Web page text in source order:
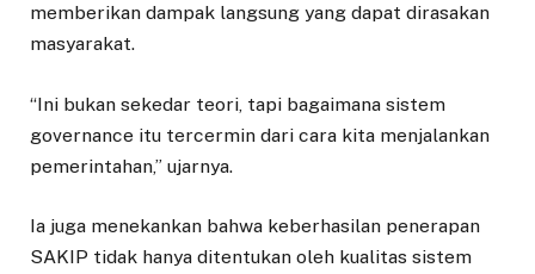
memberikan dampak langsung yang dapat dirasakan
masyarakat.
“Ini bukan sekedar teori, tapi bagaimana sistem
governance itu tercermin dari cara kita menjalankan
pemerintahan,” ujarnya.
Ia juga menekankan bahwa keberhasilan penerapan
SAKIP tidak hanya ditentukan oleh kualitas sistem